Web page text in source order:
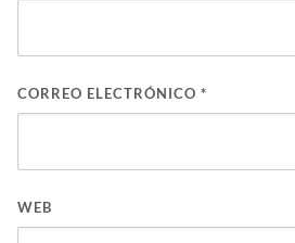
CORREO ELECTRÓNICO *
WEB